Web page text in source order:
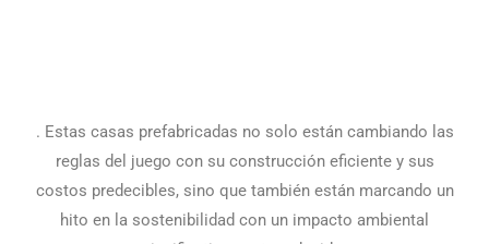
. Estas casas prefabricadas no solo están cambiando las
reglas del juego con su construcción eficiente y sus
costos predecibles, sino que también están marcando un
hito en la sostenibilidad con un impacto ambiental